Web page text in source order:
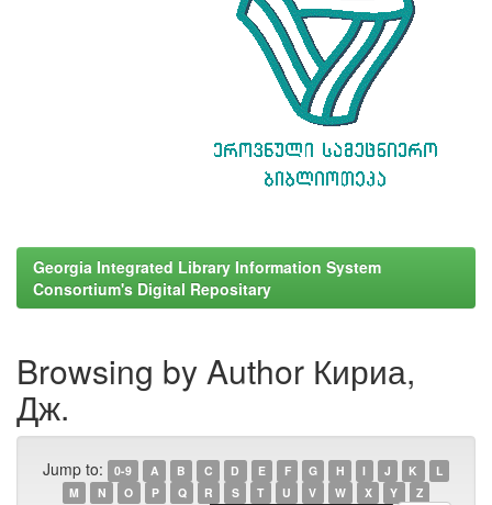
Georgia Integrated Library Information System
Consortium's Digital Repositary
Browsing by Author Кириа,
Дж.
Jump to: 0-9 A B C D E F G H I J K
L
M
N O P Q R S T U V W X Y Z